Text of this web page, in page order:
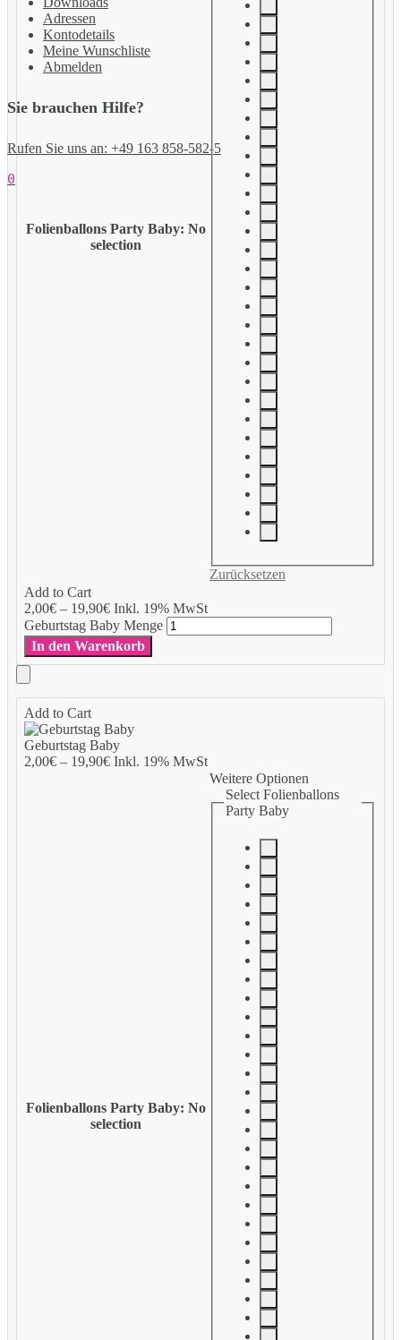
Adressen
Kontodetails
Meine Wunschliste
Abmelden
Sie brauchen Hilfe?
Rufen Sie uns an: +49 163 858-582-5
0
Add to Cart
2,00€– 19,90€Inkl. 19% MwSt
Folienballons Party Baby: No
selection
Zurücksetzen
Geburtstag Baby Menge
In den Warenkorb
Add to Cart
Geburtstag Baby
2,00€– 19,90€Inkl. 19% MwSt
Folienballons Party Baby: No
selection
Weitere Optionen
Select Folienballons
Party Baby